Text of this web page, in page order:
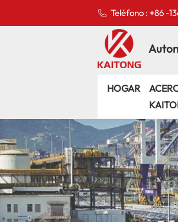
Teléfono : +86 -
HOGAR